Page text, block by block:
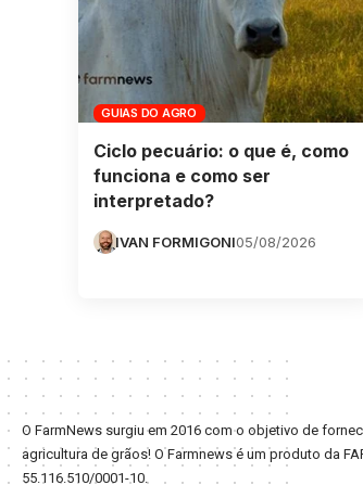
GUIAS DO AGRO
Ciclo pecuário: o que é, como
funciona e como ser
interpretado?
IVAN FORMIGONI05/08/2026
O FarmNews surgiu em 2016 com o objetivo de
agricultura de grãos! O Farmnews é um produto da
55.116.510/0001-10.